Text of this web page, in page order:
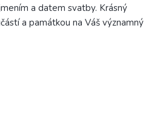
a datem svatby. Krásný
a památkou na Váš významný